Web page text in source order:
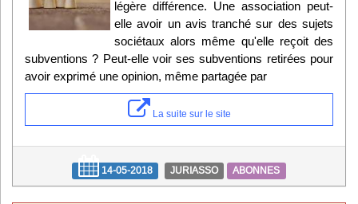
légère différence. Une association peut-
elle avoir un avis tranché sur des sujets
sociétaux alors même qu'elle reçoit des
subventions ? Peut-elle voir ses subventions retirées pour
avoir exprimé une opinion, même partagée par
La suite sur le site
14-05-2018 JURIASSO ABONNES